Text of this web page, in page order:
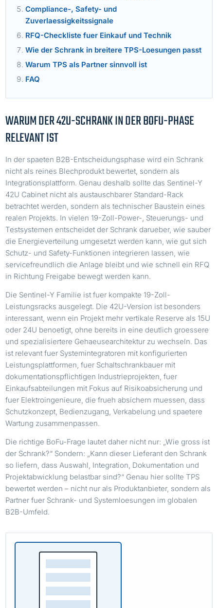
Compliance-, Safety- und
Zuverlaessigkeitssignale
RFQ-Checkliste fuer Einkauf und Technik
Wie der Schrank in breitere TPS-Loesungen passt
Warum TPS als Partner sinnvoll ist
FAQ
WARUM DER 42U-SCHRANK IN DER BOFU-PHASE
RELEVANT IST
In der spaeten B2B-Entscheidungsphase wird ein Schrank
nicht als reines Blechprodukt bewertet, sondern als
Integrationsplattform. Genau deshalb sollte das Sentinel-Y
42U Cabinet nicht als austauschbarer Standard-Rack
betrachtet werden, sondern als technischer Baustein eines
realen Projekts. In vielen 19-Zoll-Power-, Steuerungs- und
Testsystemen entscheidet der Schrank darueber, wie sauber
die Energieverteilung umgesetzt werden kann, wie gut sich
Schutz- und Safety-Funktionen integrieren lassen, wie
servicefreundlich die Anlage bleibt und wie schnell ein RFQ
in Richtung Freigabe bewegt werden kann.
Die Sentinel-Y Familie ist fuer kompakte 19-Zoll-
Leistungsracks ausgelegt. Die 42U-Version ist besonders
interessant, wenn ein Projekt mehr vertikale Reserve als 15U
oder 24U benoetigt, ohne bereits in eine deutlich groessere
und spezialisiertere Gehaeusearchitektur zu wechseln. Das
ist relevant fuer Systemintegratoren mit konfigurierten
Leistungsplattformen, fuer Schaltschrankbauer mit
dokumentationspflichtigen Industrieprojekten, fuer
Einkaufsabteilungen mit Fokus auf Risikoabsicherung und
fuer Elektroingenieure, die frueh absichern muessen, dass
Schutzkonzept, Bedienzugang, Verkabelung und spaetere
Wartung zusammenpassen.
Die richtige BoFu-Frage lautet daher nicht nur: „Wie gross ist
der Schrank?“ Sondern: „Kann dieser Lieferant den Schrank
so liefern, dass Auswahl, Integration, Dokumentation und
Projektabwicklung belastbar sind?“ Genau hier sollte TPS
bewertet werden – nicht nur als Produktanbieter, sondern als
Partner fuer Schrank- und Systemloesungen im globalen
B2B-Umfeld.